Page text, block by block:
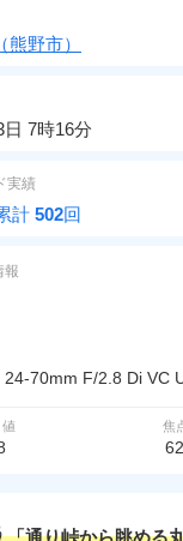
野市）
日 7時16分
実績
計 502回
報
24-70mm F/2.8 Di VC
焦